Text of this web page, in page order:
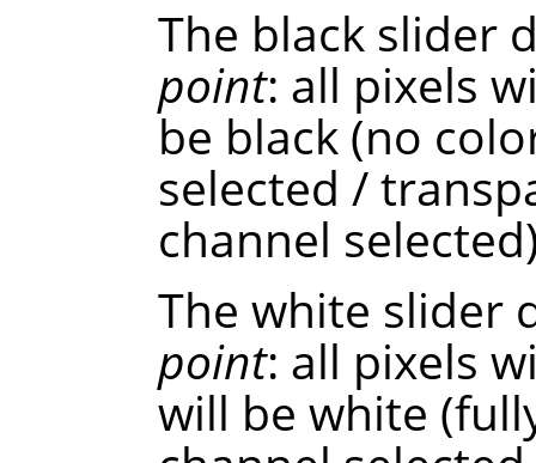
The black slider
point: all pixels
be black (no
selected /
channel
The white slider
point: all pixels
will be white